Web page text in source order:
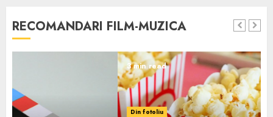
RECOMANDARI FILM-MUZICA
Din fotoliu